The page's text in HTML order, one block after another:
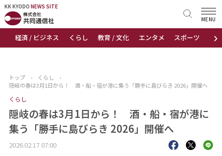
KK KYODO NEWS SITE
›
経済 / ビジネス くらし 教育 / 文化 エンタメ スポーツ 地域
MENU
KK KYODONEWS SITE
トップページ
ニュース
おすすめコンテンツ
出版物
トップ › くらし
›
隠岐の春は3月1日から！ 酒・船・宿が港に集う「勝手に島びらき 2026」開催へ
くらし
隠岐の春は3月1日から！ 酒・船・宿が港に
集う「勝手に島びらき 2026」開催へ
2026.02.17 07:00